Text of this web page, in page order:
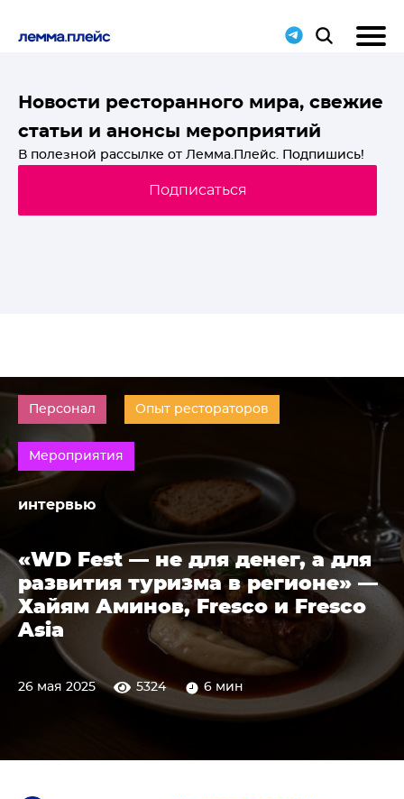
Новости ресторанного мира, свежие
статьи и анонсы мероприятий
В полезной рассылке от Лемма.Плейс. Подпишись!
Подписаться
Персонал Опыт рестораторов
Мероприятия
интервью
«WD Fest — не для денег, а для
развития туризма в регионе» —
Хайям Аминов, Fresco и Fresco
Asia
26 мая 2025 5324 6 мин